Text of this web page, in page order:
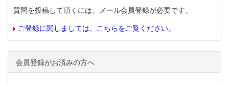
質問を投稿して頂くには、メール会員登録が必要です。
ご登録に関しましては、こちらをご覧ください。
会員登録がお済みの方へ